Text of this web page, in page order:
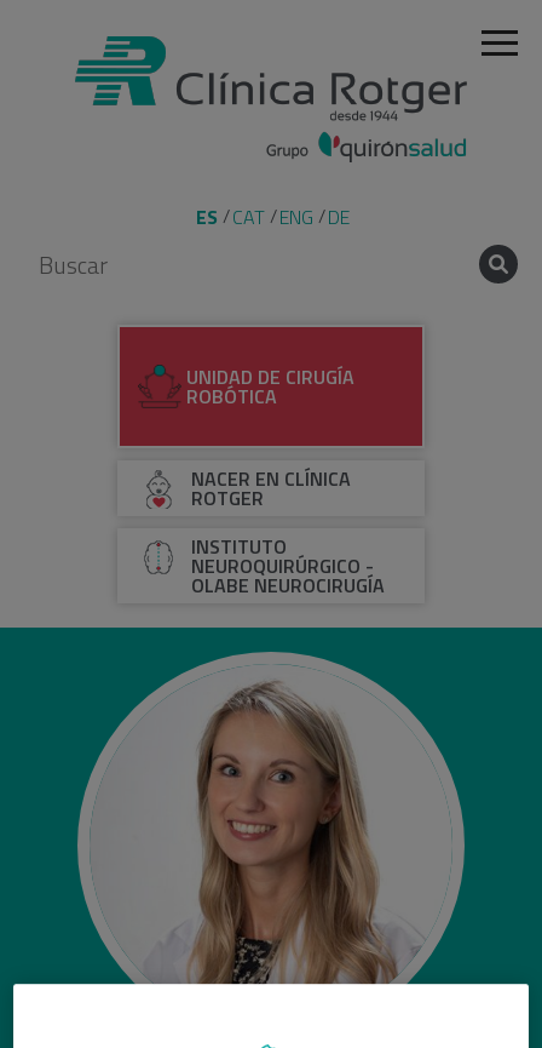
ES CAT ENG DE
UNIDAD DE CIRUGÍA
ROBÓTICA
NACER EN CLÍNICA
ROTGER
INSTITUTO
NEUROQUIRÚRGICO -
OLABE NEUROCIRUGÍA